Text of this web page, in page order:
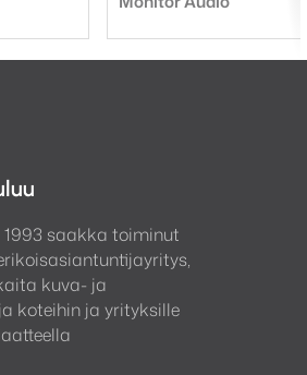
saakka toiminut
kuva- ja
koteihin ja yrityksille